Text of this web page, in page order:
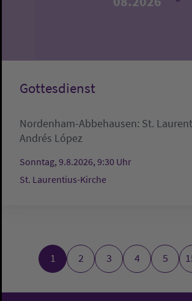
Gottesdienst
Nordenham-Abbehausen: St.
Andrés López
Sonntag, 9.8.2026, 9:30 Uhr
St. Laurentius-Kirche
1 2 3 4 5